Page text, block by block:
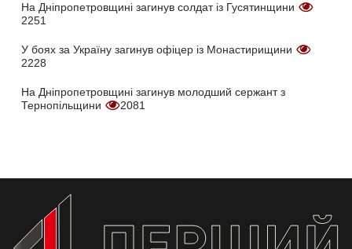
На Дніпропетровщині загинув солдат із Гусятинщини
2251
У боях за Україну загинув офіцер із Монастирищини
2228
На Дніпропетровщині загинув молодший сержант з
Тернопільщини
2081